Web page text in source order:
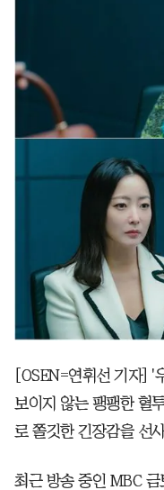
[OSEN=연휘선 기자] '
보이지 않는 팽팽한 혈
로 쫄깃한 긴장감을 선
최근 방송 중인 MBC